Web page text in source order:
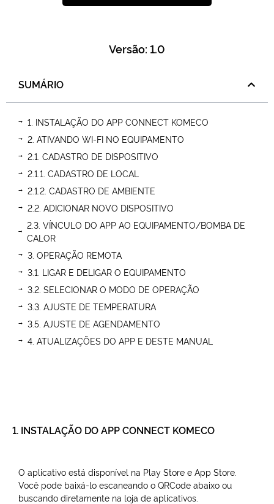
Versão: 1.0
SUMÁRIO
1. INSTALAÇÃO DO APP CONNECT KOMECO
2. ATIVANDO WI-FI NO EQUIPAMENTO
2.1. CADASTRO DE DISPOSITIVO
2.1.1. CADASTRO DE LOCAL
2.1.2. CADASTRO DE AMBIENTE
2.2. ADICIONAR NOVO DISPOSITIVO
2.3. VÍNCULO DO APP AO EQUIPAMENTO/BOMBA DE
CALOR
3. OPERAÇÃO REMOTA
3.1. LIGAR E DELIGAR O EQUIPAMENTO
3.2. SELECIONAR O MODO DE OPERAÇÃO
3.3. AJUSTE DE TEMPERATURA
3.5. AJUSTE DE AGENDAMENTO
4. ATUALIZAÇÕES DO APP E DESTE MANUAL
1. INSTALAÇÃO DO APP CONNECT KOMECO
O aplicativo está disponível na Play Store e App Store.
Você pode baixá-lo escaneando o QRCode abaixo ou
buscando diretamente na loja de aplicativos.